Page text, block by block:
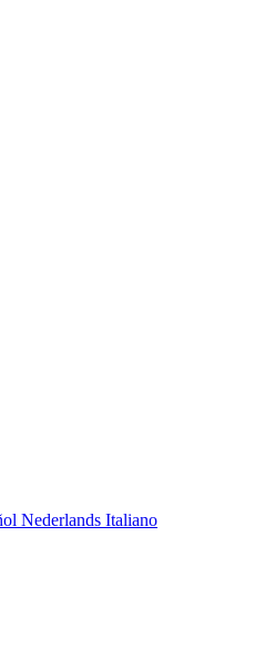
Nederlands Italiano